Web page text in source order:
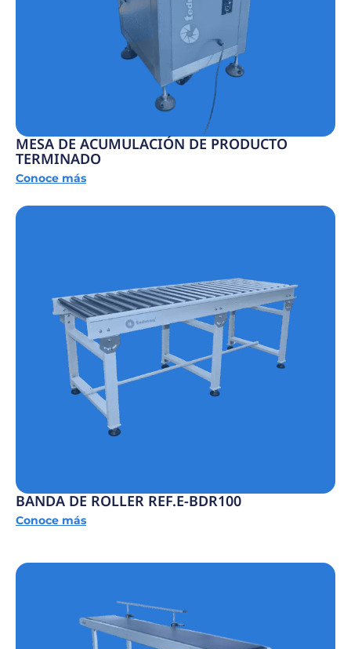
MESA DE ACUMULACIÓN DE PRODUCTO
TERMINADO
Conoce más
BANDA DE ROLLER REF.E-BDR100
Conoce más